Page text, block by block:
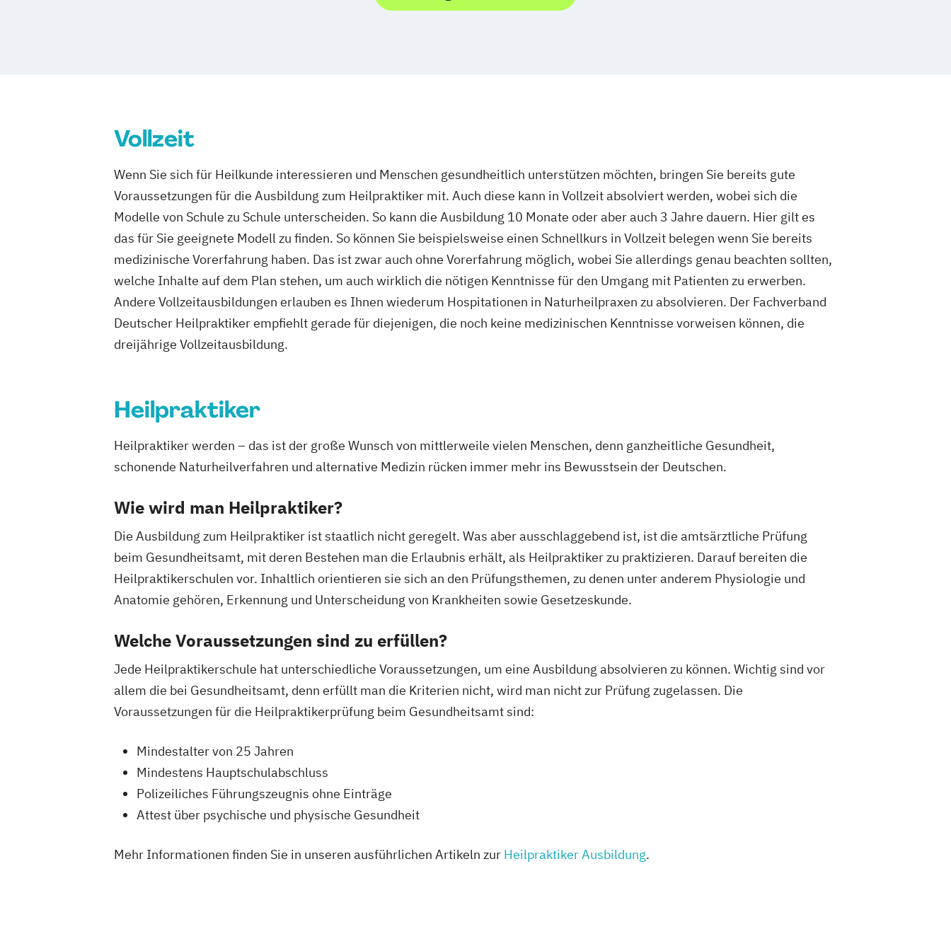
Vollzeit
Wenn Sie sich für Heilkunde interessieren und Menschen gesundheitlich unterstützen möchten, bringen Sie bereits gute
Voraussetzungen für die Ausbildung zum Heilpraktiker mit. Auch diese kann in Vollzeit absolviert werden, wobei sich die
Modelle von Schule zu Schule unterscheiden. So kann die Ausbildung 10 Monate oder aber auch 3 Jahre dauern. Hier gilt es
das für Sie geeignete Modell zu finden. So können Sie beispielsweise einen Schnellkurs in Vollzeit belegen wenn Sie bereits
medizinische Vorerfahrung haben. Das ist zwar auch ohne Vorerfahrung möglich, wobei Sie allerdings genau beachten sollten,
welche Inhalte auf dem Plan stehen, um auch wirklich die nötigen Kenntnisse für den Umgang mit Patienten zu erwerben.
Andere Vollzeitausbildungen erlauben es Ihnen wiederum Hospitationen in Naturheilpraxen zu absolvieren. Der Fachverband
Deutscher Heilpraktiker empfiehlt gerade für diejenigen, die noch keine medizinischen Kenntnisse vorweisen können, die
dreijährige Vollzeitausbildung.
Heilpraktiker
Heilpraktiker werden – das ist der große Wunsch von mittlerweile vielen Menschen, denn ganzheitliche Gesundheit,
schonende Naturheilverfahren und alternative Medizin rücken immer mehr ins Bewusstsein der Deutschen.
Wie wird man Heilpraktiker?
Die Ausbildung zum Heilpraktiker ist staatlich nicht geregelt. Was aber ausschlaggebend ist, ist die amtsärztliche Prüfung
beim Gesundheitsamt, mit deren Bestehen man die Erlaubnis erhält, als Heilpraktiker zu praktizieren. Darauf bereiten die
Heilpraktikerschulen vor. Inhaltlich orientieren sie sich an den Prüfungsthemen, zu denen unter anderem Physiologie und
Anatomie gehören, Erkennung und Unterscheidung von Krankheiten sowie Gesetzeskunde.
Welche Voraussetzungen sind zu erfüllen?
Jede Heilpraktikerschule hat unterschiedliche Voraussetzungen, um eine Ausbildung absolvieren zu können. Wichtig sind vor
allem die bei Gesundheitsamt, denn erfüllt man die Kriterien nicht, wird man nicht zur Prüfung zugelassen. Die
Voraussetzungen für die Heilpraktikerprüfung beim Gesundheitsamt sind:
Mindestalter von 25 Jahren
Mindestens Hauptschulabschluss
Polizeiliches Führungszeugnis ohne Einträge
Attest über psychische und physische Gesundheit
Mehr Informationen finden Sie in unseren ausführlichen Artikeln zur Heilpraktiker Ausbildung.